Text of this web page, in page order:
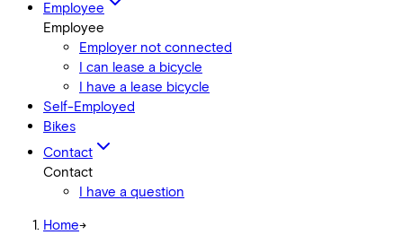
Employee
Employee
Employer not connected
I can lease a bicycle
I have a lease bicycle
Self-Employed
Bikes
Contact
Contact
I have a question
Home->